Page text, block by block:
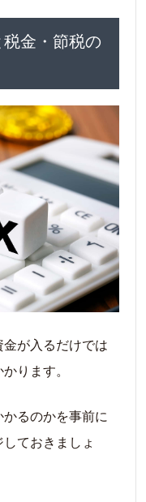
金・節税の
が入るだけでは
ります。
るのかを事前に
ておきましょ